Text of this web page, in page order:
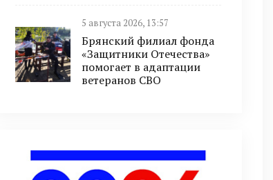
5 августа 2026, 13:57
Брянский филиал фонда
«Защитники Отечества»
помогает в адаптации
ветеранов СВО